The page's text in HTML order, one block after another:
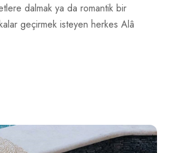
dalmak ya da romantik bir
geçirmek isteyen herkes Alâ